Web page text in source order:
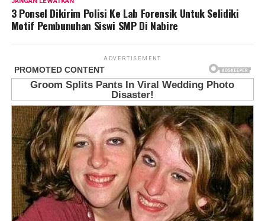
3 Ponsel Dikirim Polisi Ke Lab Forensik Untuk Selidiki
Motif Pembunuhan Siswi SMP Di Nabire
ADVERTISEMENT